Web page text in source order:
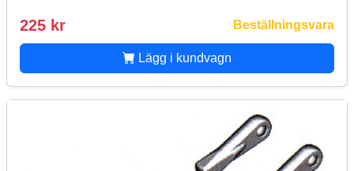
225 kr Beställningsvara
Lägg i kundvagn